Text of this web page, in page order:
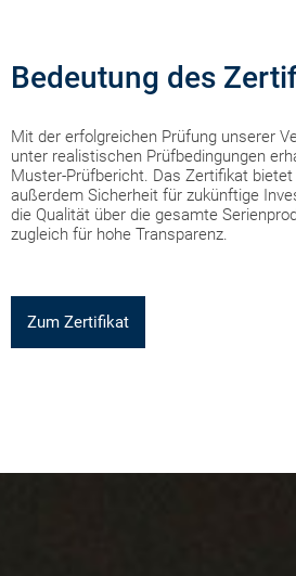
Bedeutung des
Mit der erfolgreichen Prüfung unserer
unter realistischen Prüfbedingungen
Muster-Prüfbericht. Das Zertifikat
außerdem Sicherheit für zukünftige
die Qualität über die gesamte
zugleich für hohe Transparenz.
Zum Zertifikat